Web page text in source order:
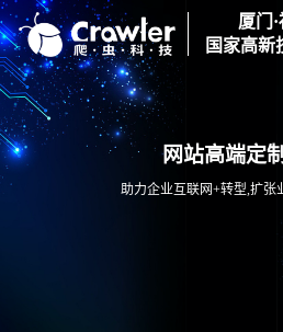
厦门
国家高新
网站高端定
助力企业互联网+转型,扩张